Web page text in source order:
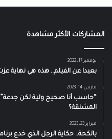
المشاركات الأكثر مشاهدة
نوفمبر 17, 2022
بعيدا عن الفيلم.. هذه هي نهاية
مارس 14, 2023
“حاسب أنا صحيح ولية لكن
المشنقة؟
فبراير 23, 2023
بالكحة.. حكاية الرجل الذي خدع